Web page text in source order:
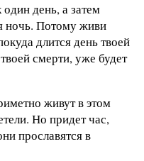
день, а затем
ночь. Потому живи
длится день твоей
смерти, уже будет
живут в этом
Но придет час,
прославятся в